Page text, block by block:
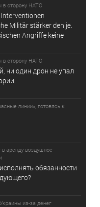
в сторону НАТО
Militär stärker den je.
Angriffe keine
в сторону НАТО
ни один дрон не упал
линии», готовясь к
аренду воздушное
обязанности
из-за денег